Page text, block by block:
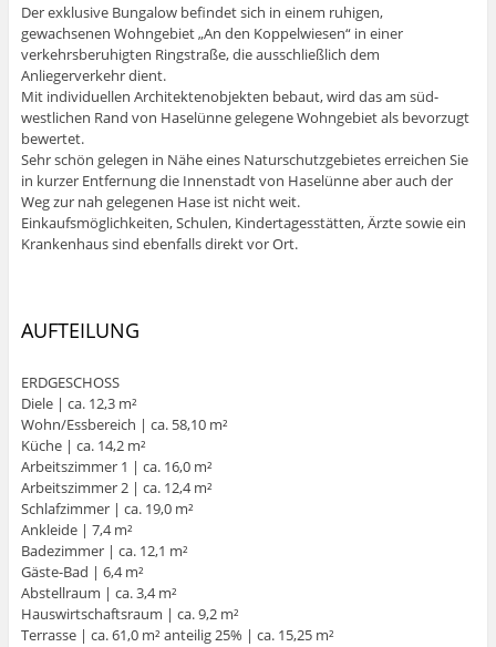
Der exklusive Bungalow befindet sich in einem ruhigen,
gewachsenen Wohngebiet „An den Koppelwiesen“ in einer
verkehrsberuhigten Ringstraße, die ausschließlich dem
Anliegerverkehr dient.
Mit individuellen Architektenobjekten bebaut, wird das am süd-
westlichen Rand von Haselünne gelegene Wohngebiet als bevorzugt
bewertet.
Sehr schön gelegen in Nähe eines Naturschutzgebietes erreichen Sie
in kurzer Entfernung die Innenstadt von Haselünne aber auch der
Weg zur nah gelegenen Hase ist nicht weit.
Einkaufsmöglichkeiten, Schulen, Kindertagesstätten, Ärzte sowie ein
Krankenhaus sind ebenfalls direkt vor Ort.
AUFTEILUNG
ERDGESCHOSS
Diele | ca. 12,3 m²
Wohn/Essbereich | ca. 58,10 m²
Küche | ca. 14,2 m²
Arbeitszimmer 1 | ca. 16,0 m²
Arbeitszimmer 2 | ca. 12,4 m²
Schlafzimmer | ca. 19,0 m²
Ankleide | 7,4 m²
Badezimmer | ca. 12,1 m²
Gäste-Bad | 6,4 m²
Abstellraum | ca. 3,4 m²
Hauswirtschaftsraum | ca. 9,2 m²
Terrasse | ca. 61,0 m² anteilig 25% | ca. 15,25 m²